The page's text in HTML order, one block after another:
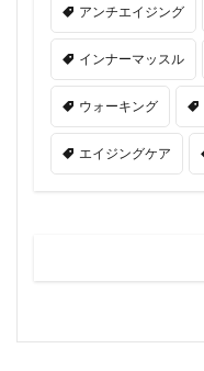
アンチエイジング
インナーマッスル
ウォーキング
エイジングケア